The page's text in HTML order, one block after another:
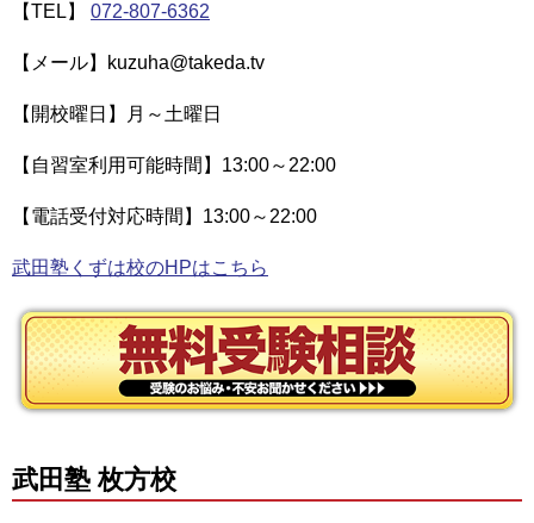
【TEL】 072-807-6362
【メール】kuzuha@takeda.tv
【開校曜日】月～土曜日
【自習室利用可能時間】13:00～22:00
【電話受付対応時間】13:00～22:00
武田塾くずは校のHPはこちら
武田塾 枚方校